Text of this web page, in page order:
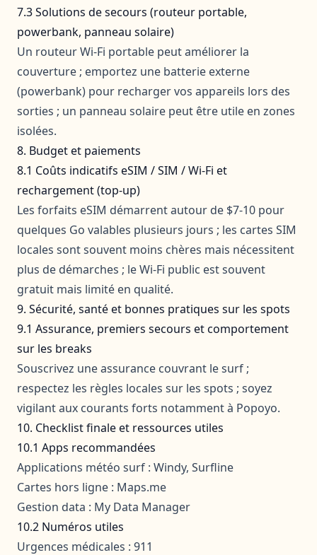
7.3 Solutions de secours (routeur portable,
powerbank, panneau solaire)
Un routeur Wi-Fi portable peut améliorer la
couverture ; emportez une batterie externe
(powerbank) pour recharger vos appareils lors des
sorties ; un panneau solaire peut être utile en zones
isolées.
8. Budget et paiements
8.1 Coûts indicatifs eSIM / SIM / Wi‑Fi et
rechargement (top‑up)
Les forfaits eSIM démarrent autour de $7-10 pour
quelques Go valables plusieurs jours ; les cartes SIM
locales sont souvent moins chères mais nécessitent
plus de démarches ; le Wi-Fi public est souvent
gratuit mais limité en qualité.
9. Sécurité, santé et bonnes pratiques sur les spots
9.1 Assurance, premiers secours et comportement
sur les breaks
Souscrivez une assurance couvrant le surf ;
respectez les règles locales sur les spots ; soyez
vigilant aux courants forts notamment à Popoyo.
10. Checklist finale et ressources utiles
10.1 Apps recommandées
Applications météo surf : Windy, Surfline
Cartes hors ligne : Maps.me
Gestion data : My Data Manager
10.2 Numéros utiles
Urgences médicales : 911